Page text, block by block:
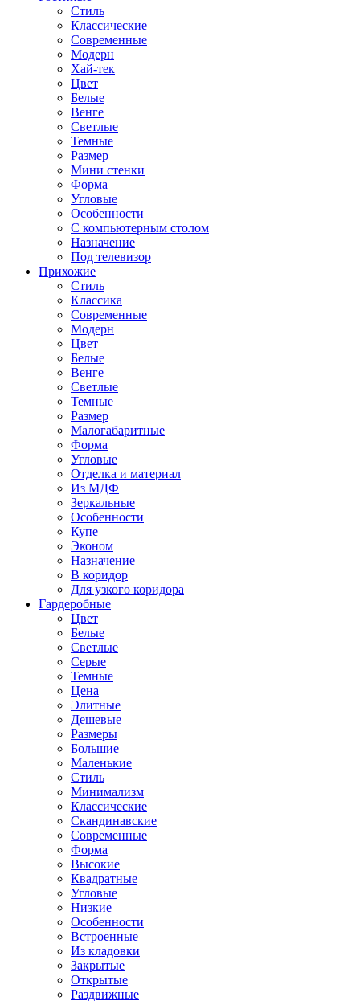
Стиль
Классические
Современные
Модерн
Хай-тек
Цвет
Белые
Венге
Светлые
Темные
Размер
Мини стенки
Форма
Угловые
Особенности
С компьютерным столом
Назначение
Под телевизор
Прихожие
Стиль
Классика
Современные
Модерн
Цвет
Белые
Венге
Светлые
Темные
Размер
Малогабаритные
Форма
Угловые
Отделка и материал
Из МДФ
Зеркальные
Особенности
Купе
Эконом
Назначение
В коридор
Для узкого коридора
Гардеробные
Цвет
Белые
Светлые
Серые
Темные
Цена
Элитные
Дешевые
Размеры
Большие
Маленькие
Стиль
Минимализм
Классические
Скандинавские
Современные
Форма
Высокие
Квадратные
Угловые
Низкие
Особенности
Встроенные
Из кладовки
Закрытые
Открытые
Раздвижные